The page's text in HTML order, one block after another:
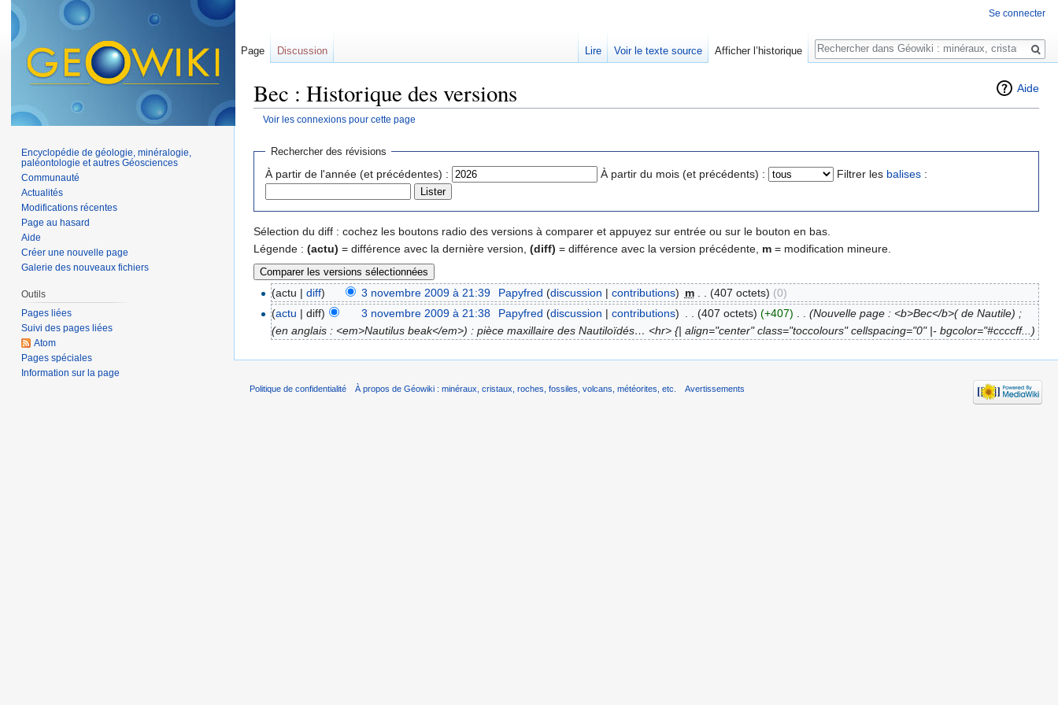
Aide
Bec : Historique des versions
Voir les connexions pour cette page
Rechercher des révisions
À partir de l'année (et précédentes) : À partir du mois (et précédents) : Filtrer les balises :
Sélection du diff : cochez les boutons radio des versions à comparer et appuyez sur entrée ou sur le bouton en bas.
Légende : (actu) = différence avec la dernière version, (diff) = différence avec la version précédente, m = modification mineure.
(actu |diff) 3 novembre 2009 à 21:39 Papyfred (discussion | contributions) m (407 octets) (0)
(actu | diff) 3 novembre 2009 à 21:38 Papyfred (discussion | contributions) (407 octets) (+407)
(Nouvelle page : <b>Bec</b>( de Nautile) ;
(en anglais : <em>Nautilus beak</em>) : pièce maxillaire des Nautiloïdés… <hr> {| align="center" class="toccolours" cellspacing="0" |- bgcolor="#ccccff...)
Se connecter
Page Discussion Lire Voir le texte source Afficher l’historique
Rechercher
Encyclopédie de géologie, minéralogie,
paléontologie et autres Géosciences
Communauté
Actualités
Modifications récentes
Page au hasard
Aide
Créer une nouvelle page
Galerie des nouveaux fichiers
Outils
Pages liées
Suivi des pages liées
Atom
Pages spéciales
Information sur la page
Politique de confidentialité À propos de Géowiki : minéraux, cristaux, roches, fossiles, volcans, météorites, etc. Avertissements